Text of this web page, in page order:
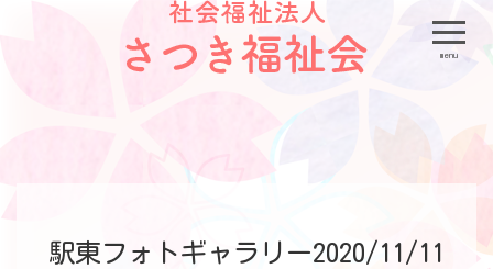
menu
駅東フォトギャラリー2020/11/11